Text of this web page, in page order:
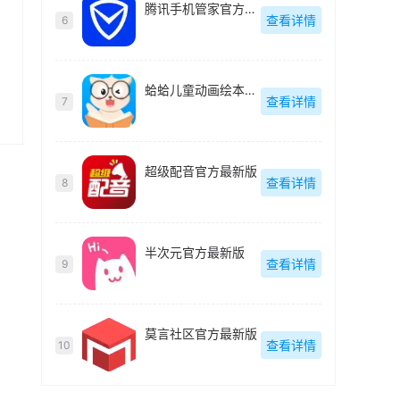
6
腾讯手机管家官方最新版
查看详情
7
蛤蛤儿童动画绘本最新版
查看详情
8
超级配音官方最新版
查看详情
9
半次元官方最新版
查看详情
10
莫言社区官方最新版
查看详情